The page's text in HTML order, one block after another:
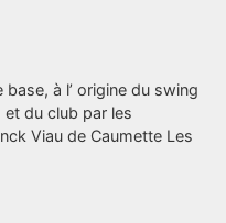
à l’ origine du swing
du club par les
Viau de Caumette Les